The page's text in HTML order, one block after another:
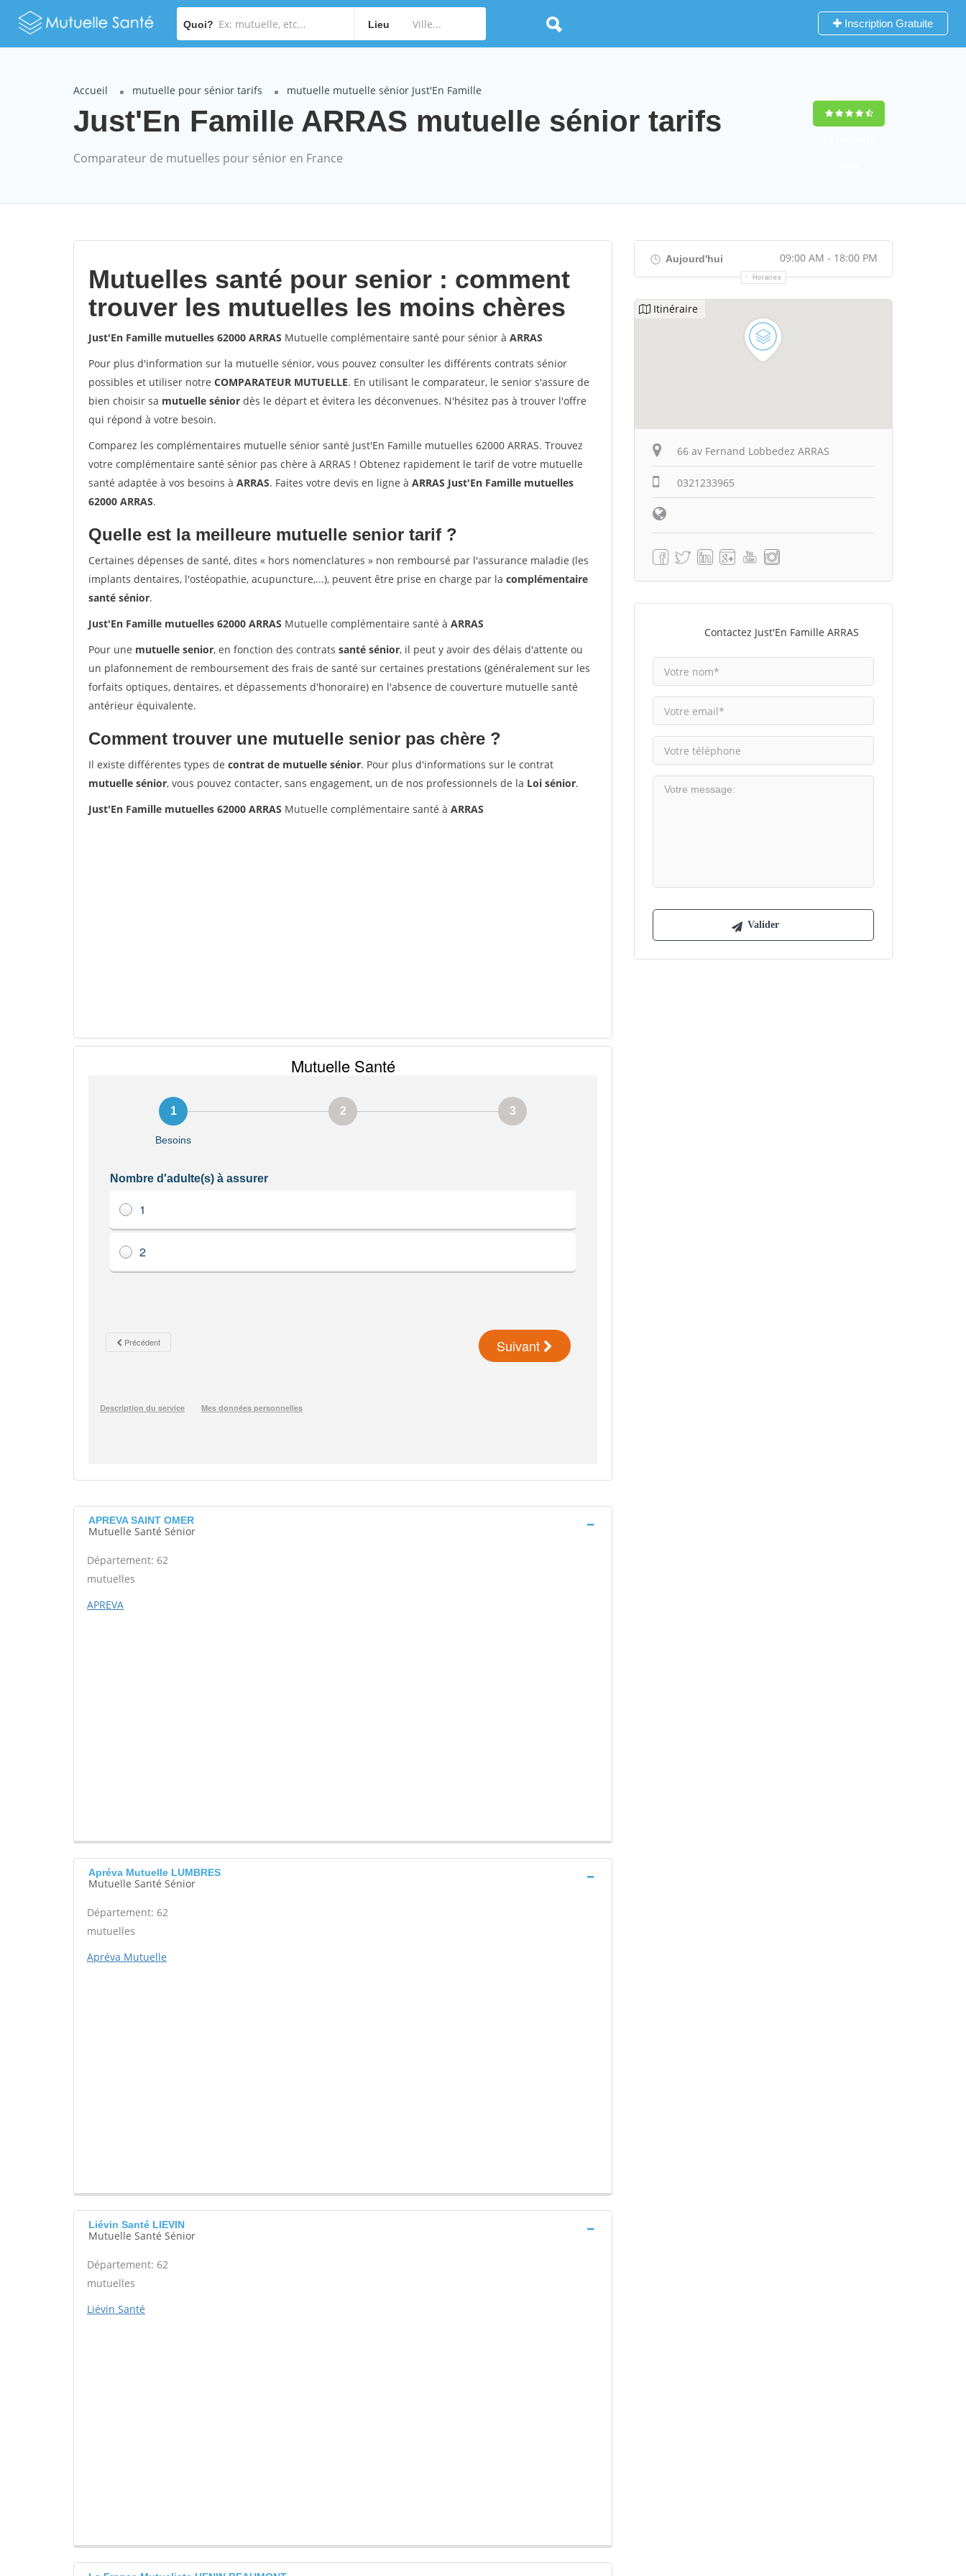
Quoi? Lieu Inscription Gratuite
Accueil mutuelle pour sénior tarifs mutuelle mutuelle sénior Just'En Famille
Just'En Famille ARRAS mutuelle sénior tarifs
Comparateur de mutuelles pour sénior en France
Mutuelles santé pour senior : comment
trouver les mutuelles les moins chères
Just'En Famille mutuelles 62000 ARRAS Mutuelle complémentaire santé pour sénior à ARRAS
Pour plus d'information sur la mutuelle sénior, vous pouvez consulter les différents contrats sénior
possibles et utiliser notre COMPARATEUR MUTUELLE. En utilisant le comparateur, le senior s'assure de
bien choisir sa mutuelle sénior dès le départ et évitera les déconvenues. N'hésitez pas à trouver l'offre
qui répond à votre besoin.
Comparez les complémentaires mutuelle sénior santé Just'En Famille mutuelles 62000 ARRAS. Trouvez
votre complémentaire santé sénior pas chère à ARRAS ! Obtenez rapidement le tarif de votre mutuelle
santé adaptée à vos besoins à ARRAS. Faites votre devis en ligne à ARRAS Just'En Famille mutuelles
62000 ARRAS.
Quelle est la meilleure mutuelle senior tarif ?
Certaines dépenses de santé, dites « hors nomenclatures » non remboursé par l'assurance maladie (les
implants dentaires, l'ostéopathie, acupuncture,...), peuvent être prise en charge par la complémentaire
santé sénior.
Just'En Famille mutuelles 62000 ARRAS Mutuelle complémentaire santé à ARRAS
Pour une mutuelle senior, en fonction des contrats santé sénior, il peut y avoir des délais d'attente ou
un plafonnement de remboursement des frais de santé sur certaines prestations (généralement sur les
forfaits optiques, dentaires, et dépassements d'honoraire) en l'absence de couverture mutuelle santé
antérieur équivalente.
Comment trouver une mutuelle senior pas chère ?
Il existe différentes types de contrat de mutuelle sénior. Pour plus d'informations sur le contrat
mutuelle sénior, vous pouvez contacter, sans engagement, un de nos professionnels de la Loi sénior.
Just'En Famille mutuelles 62000 ARRAS Mutuelle complémentaire santé à ARRAS
APREVA SAINT OMER
Mutuelle Santé Sénior
Département: 62
mutuelles
APREVA
Apréva Mutuelle LUMBRES
Mutuelle Santé Sénior
Département: 62
mutuelles
Apréva Mutuelle
Liévin Santé LIEVIN
Mutuelle Santé Sénior
Département: 62
mutuelles
Liévin Santé
Aujourd'hui 09:00 AM - 18:00 PM
Horaires
Itinéraire
66 av Fernand Lobbedez ARRAS
0321233965
Contactez Just'En Famille ARRAS